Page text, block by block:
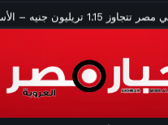
تريليون جنيه – الأسبوع
محمد علي بن رمضان رسميًا –
صلاح لا يمكن إقناعه بالمال –
على محمد صلاح في تركيا» –